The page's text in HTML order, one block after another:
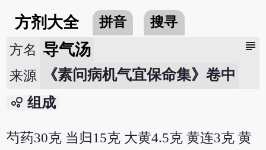
方剂大全 拼音 搜寻
subject
方名 导气汤
来源 《素问病机气宜保命集》卷中
bubble_chart 组成
芍药30克 当归15克 大黄4.5克 黄连3克 黄